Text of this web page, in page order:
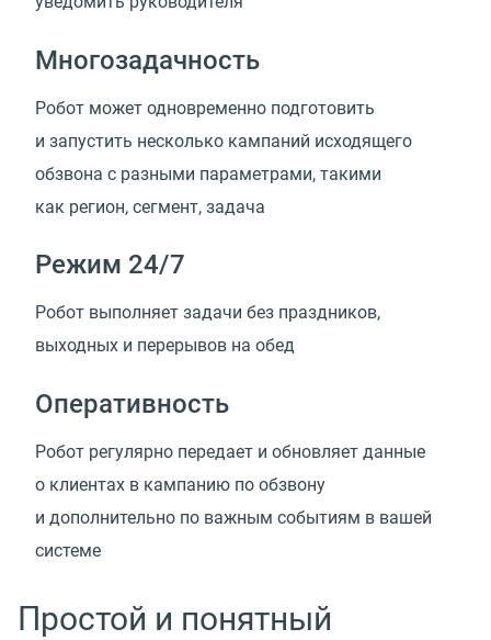
Многозадачность
Робот может одновременно подготовить
и запустить несколько кампаний исходящего
обзвона с разными параметрами, такими
как регион, сегмент, задача
Режим 24/7
Робот выполняет задачи без праздников,
выходных и перерывов на обед
Оперативность
Робот регулярно передает и обновляет данные
о клиентах в кампанию по обзвону
и дополнительно по важным событиям в вашей
системе
Простой и понятный